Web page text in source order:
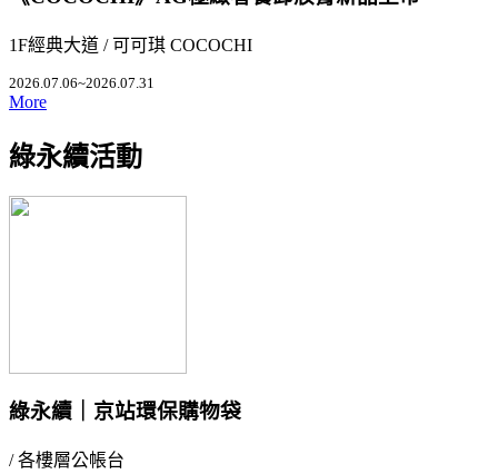
1F經典大道 / 可可琪 COCOCHI
2026.07.06~2026.07.31
More
綠永續活動
綠永續｜京站環保購物袋
/ 各樓層公帳台